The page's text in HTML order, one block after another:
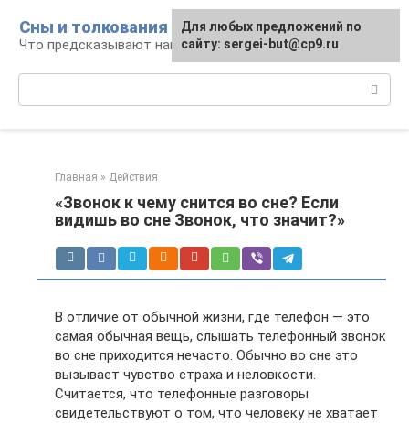
контенту
Сны и толкования
Что предсказывают нам наши сны
Главная » Действия
«Звонок к чему снится во сне? Если
видишь во сне Звонок, что значит?»
В отличие от обычной жизни, где телефон — это
самая обычная вещь, слышать телефонный звонок
во сне приходится нечасто. Обычно во сне это
вызывает чувство страха и неловкости.
Считается, что телефонные разговоры
свидетельствуют о том, что человеку не хватает
Для любых предложений по
сайту: sergei-but@cp9.ru